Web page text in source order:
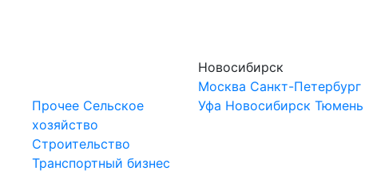
Прочее Сельское
хозяйство
Строительство
Транспортный бизнес
Новосибирск
Москва Санкт-Петербург
Уфа Новосибирск Тюмень